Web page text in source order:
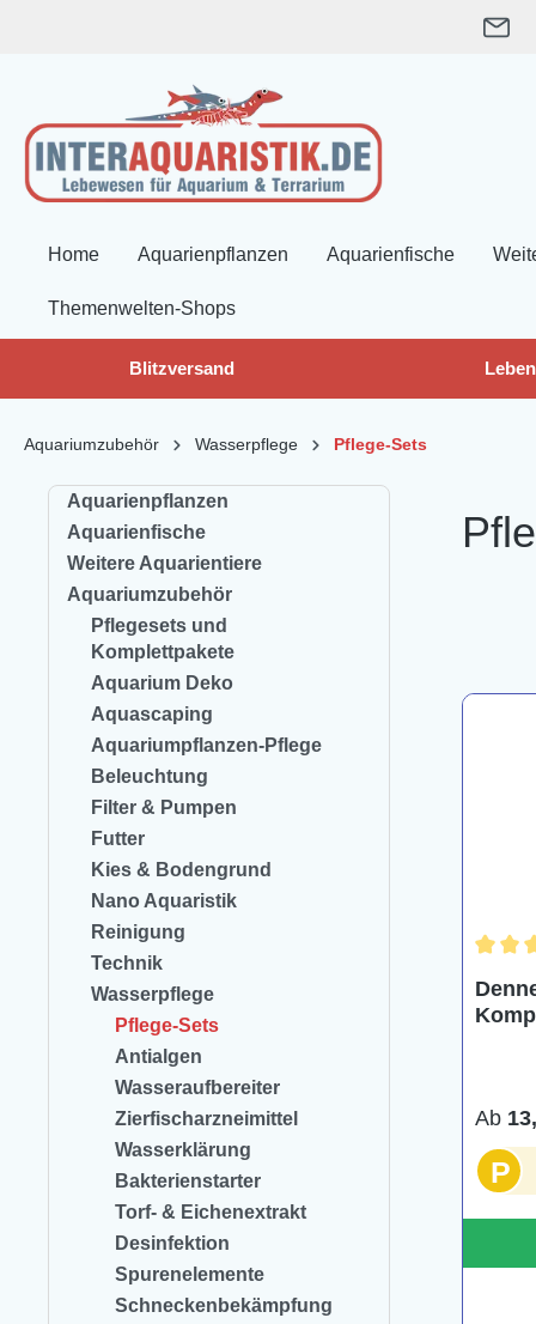
Home Aquarienpflanzen Aquarienfische
Themenwelten-Shops
Blitzversand
Aquariumzubehör Wasserpflege Pflege-Sets
Aquarienpflanzen
Aquarienfische
Weitere Aquarientiere
Aquariumzubehör
Pflegesets und
Komplettpakete
Aquarium Deko
Aquascaping
Aquariumpflanzen-Pflege
Beleuchtung
Filter & Pumpen
Futter
Kies & Bodengrund
Nano Aquaristik
Reinigung
Technik
Wasserpflege
Pflege-Sets
Antialgen
Wasseraufbereiter
Zierfischarzneimittel
Wasserklärung
Bakterienstarter
Torf- & Eichenextrakt
Desinfektion
Spurenelemente
Schneckenbekämpfung
Ab
P